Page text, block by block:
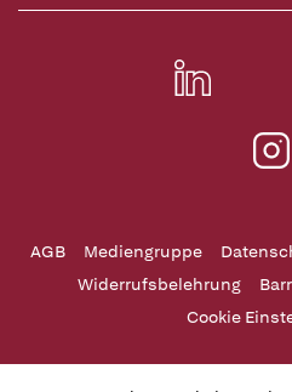
AGB Mediengruppe
Widerrufsbelehrung
Cookie